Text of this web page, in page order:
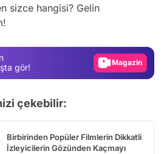
sizce hangisi? Gelin
gör!
Video
çekebilir:
Birbirinden Popüler Filmlerin Dikkatli
İzleyicilerin Gözünden Kaçmayı